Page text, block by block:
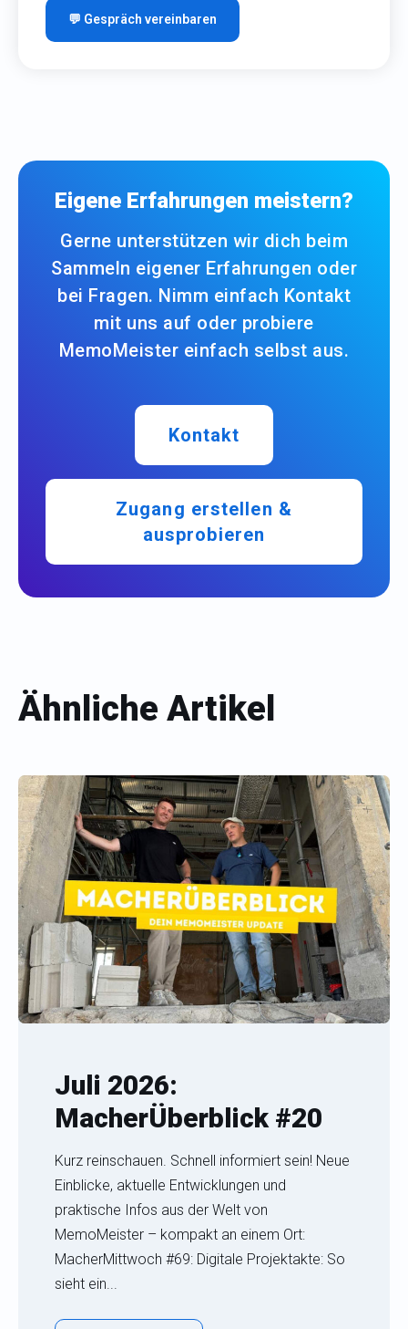
💬 Gespräch vereinbaren
Eigene Erfahrungen meistern?
Gerne unterstützen wir dich beim
Sammeln eigener Erfahrungen oder
bei Fragen. Nimm einfach Kontakt
mit uns auf oder probiere
MemoMeister einfach selbst aus.
Kontakt
Zugang erstellen &
ausprobieren
Ähnliche Artikel
Juli 2026:
MacherÜberblick #20
Kurz reinschauen. Schnell informiert sein! Neue
Einblicke, aktuelle Entwicklungen und
praktische Infos aus der Welt von
MemoMeister – kompakt an einem Ort:
MacherMittwoch #69: Digitale Projektakte: So
sieht ein...